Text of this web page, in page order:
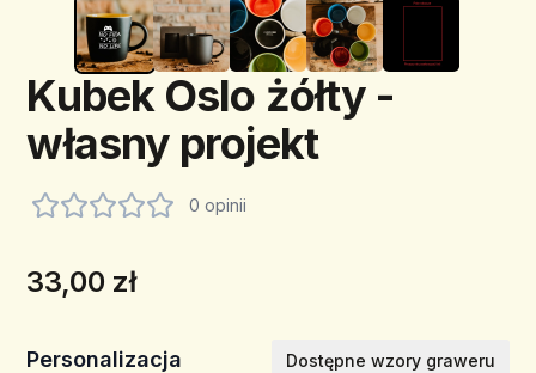
Kubek Oslo żółty -
własny projekt
0 opinii
33,00 zł
Personalizacja Dostępne wzory graweru